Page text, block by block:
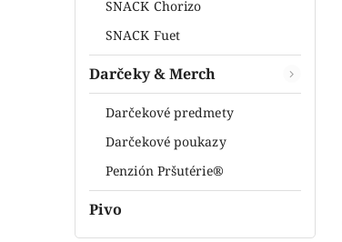
SNACK Chorizo
SNACK Fuet
Darčeky & Merch
Darčekové predmety
Darčekové poukazy
Penzión Pršutérie®
Pivo